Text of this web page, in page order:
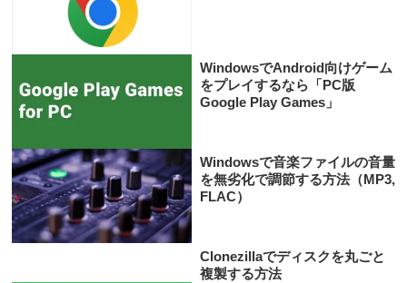
WindowsでAndroid向けゲーム
をプレイするなら「PC版
Google Play Games」
Windowsで音楽ファイルの音量
を無劣化で調節する方法（MP3,
FLAC）
Clonezillaでディスクを丸ごと
複製する方法